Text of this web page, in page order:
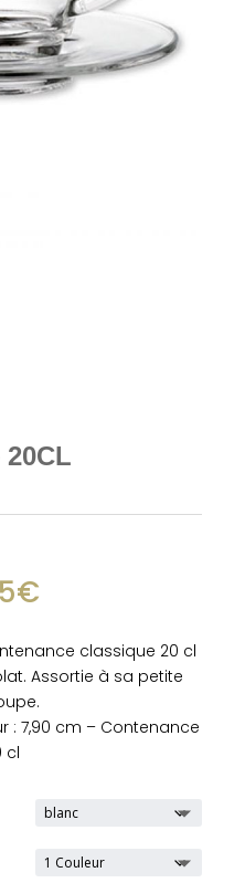
20CL
€
classique 20 cl
Assortie à sa petite
: 7,90 cm – Contenance
cl